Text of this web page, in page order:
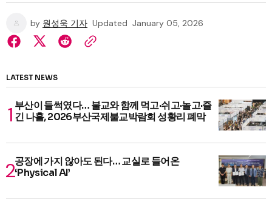
by 원성욱 기자 Updated January 05, 2026
LATEST NEWS
부산이 들썩였다… 불교와 함께 먹고·쉬고·놀고·즐
긴 나흘, 2026부산국제불교박람회 성황리 폐막
공장에 가지 않아도 된다… 교실로 들어온
‘Physical AI’